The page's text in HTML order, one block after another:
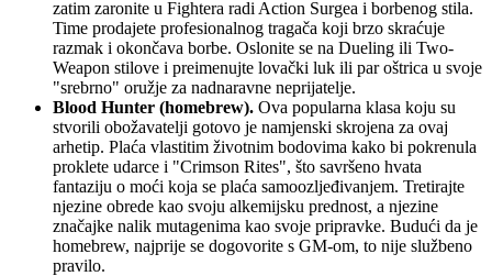
zatim zaronite u Fightera radi Action Surgea i borbenog stila.
Time prodajete profesionalnog tragača koji brzo skraćuje
razmak i okončava borbe. Oslonite se na Dueling ili Two-
Weapon stilove i preimenujte lovački luk ili par oštrica u svoje
"srebrno" oružje za nadnaravne neprijatelje.
Blood Hunter (homebrew). Ova popularna klasa koju su
stvorili obožavatelji gotovo je namjenski skrojena za ovaj
arhetip. Plaća vlastitim životnim bodovima kako bi pokrenula
proklete udarce i "Crimson Rites", što savršeno hvata
fantaziju o moći koja se plaća samoozljeđivanjem. Tretirajte
njezine obrede kao svoju alkemijsku prednost, a njezine
značajke nalik mutagenima kao svoje pripravke. Budući da je
homebrew, najprije se dogovorite s GM-om, to nije službeno
pravilo.